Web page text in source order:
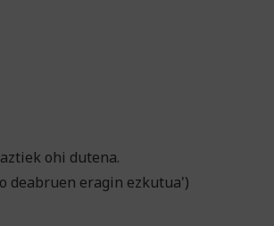
ohi dutena.
deabruen eragin ezkutua')